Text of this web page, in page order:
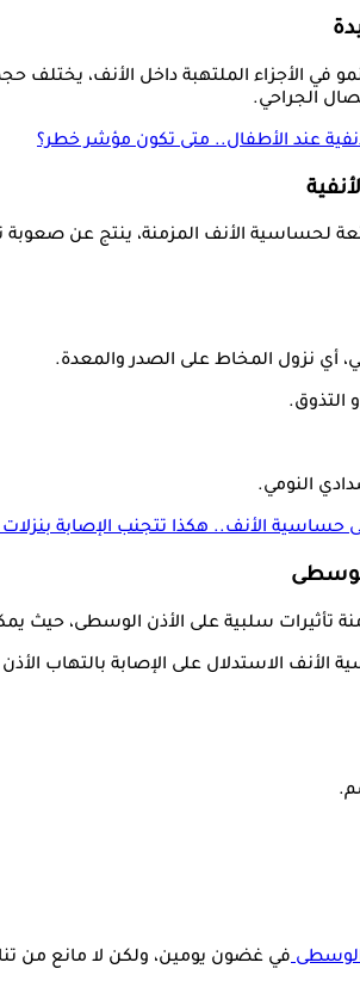
في الأجزاء الملتهبة داخل الأنف،
الجراحي.
عند الأطفال.. متى تكون مؤشر خطر؟
لحساسية الأنف المزمنة، ينتج عن صعوبة
أي نزول المخاط على الصدر والمعدة.
النومي.
حساسية الأنف.. هكذا تتجنب الإصابة بنزلات
تأثيرات سلبية على الأذن الوسطى، حيث
الاستدلال على الإصابة بالتهاب
الوسطىفي غضون يومين، ولكن لا مانع من